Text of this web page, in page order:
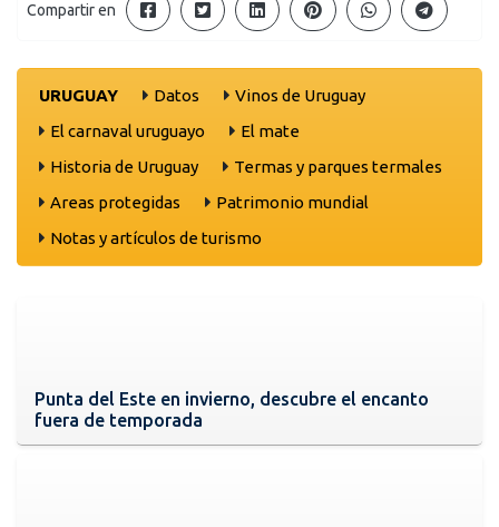
Compartir en
URUGUAY Datos
Vinos de Uruguay
El carnaval uruguayo
El mate
Historia de Uruguay
Termas y parques termales
Areas protegidas
Patrimonio mundial
Notas y artículos de turismo
Punta del Este en invierno, descubre el encanto
fuera de temporada